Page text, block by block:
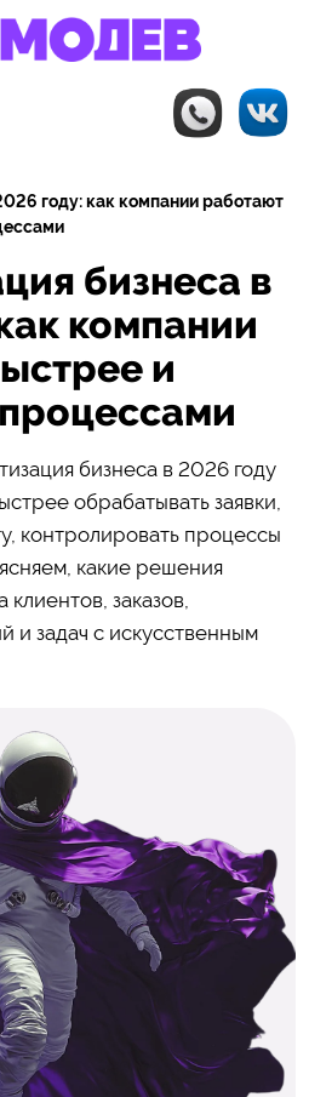
году: как компании работают
бизнеса в
компании
и
бизнеса в 2026 году
обрабатывать заявки,
контролировать процессы
какие решения
клиентов, заказов,
и задач с искусственным